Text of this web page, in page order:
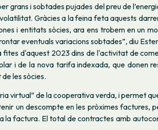
grans i sobtades pujades del preu de
Gràcies a la feina feta aquests
i entitats sòcies, ara ens trobem en un
eventuals variacions sobtades”, diu
fites d'aquest 2023 dins de l'activitat de
i de la nova tarifa indexada, que donen
les sòcies.
virtual” de la cooperativa verda, i permet
un descompte en les pròximes factures,
la factura. El total de contractes amb